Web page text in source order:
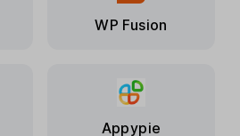
WP Fusion
Appypie